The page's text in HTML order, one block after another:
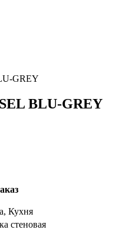
GREY
BLU-GREY
Кухня
стеновая